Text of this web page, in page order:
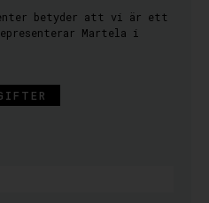
betyder att vi är ett
Martela i